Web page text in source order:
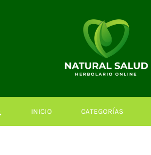
INICIO CATEGORÍAS